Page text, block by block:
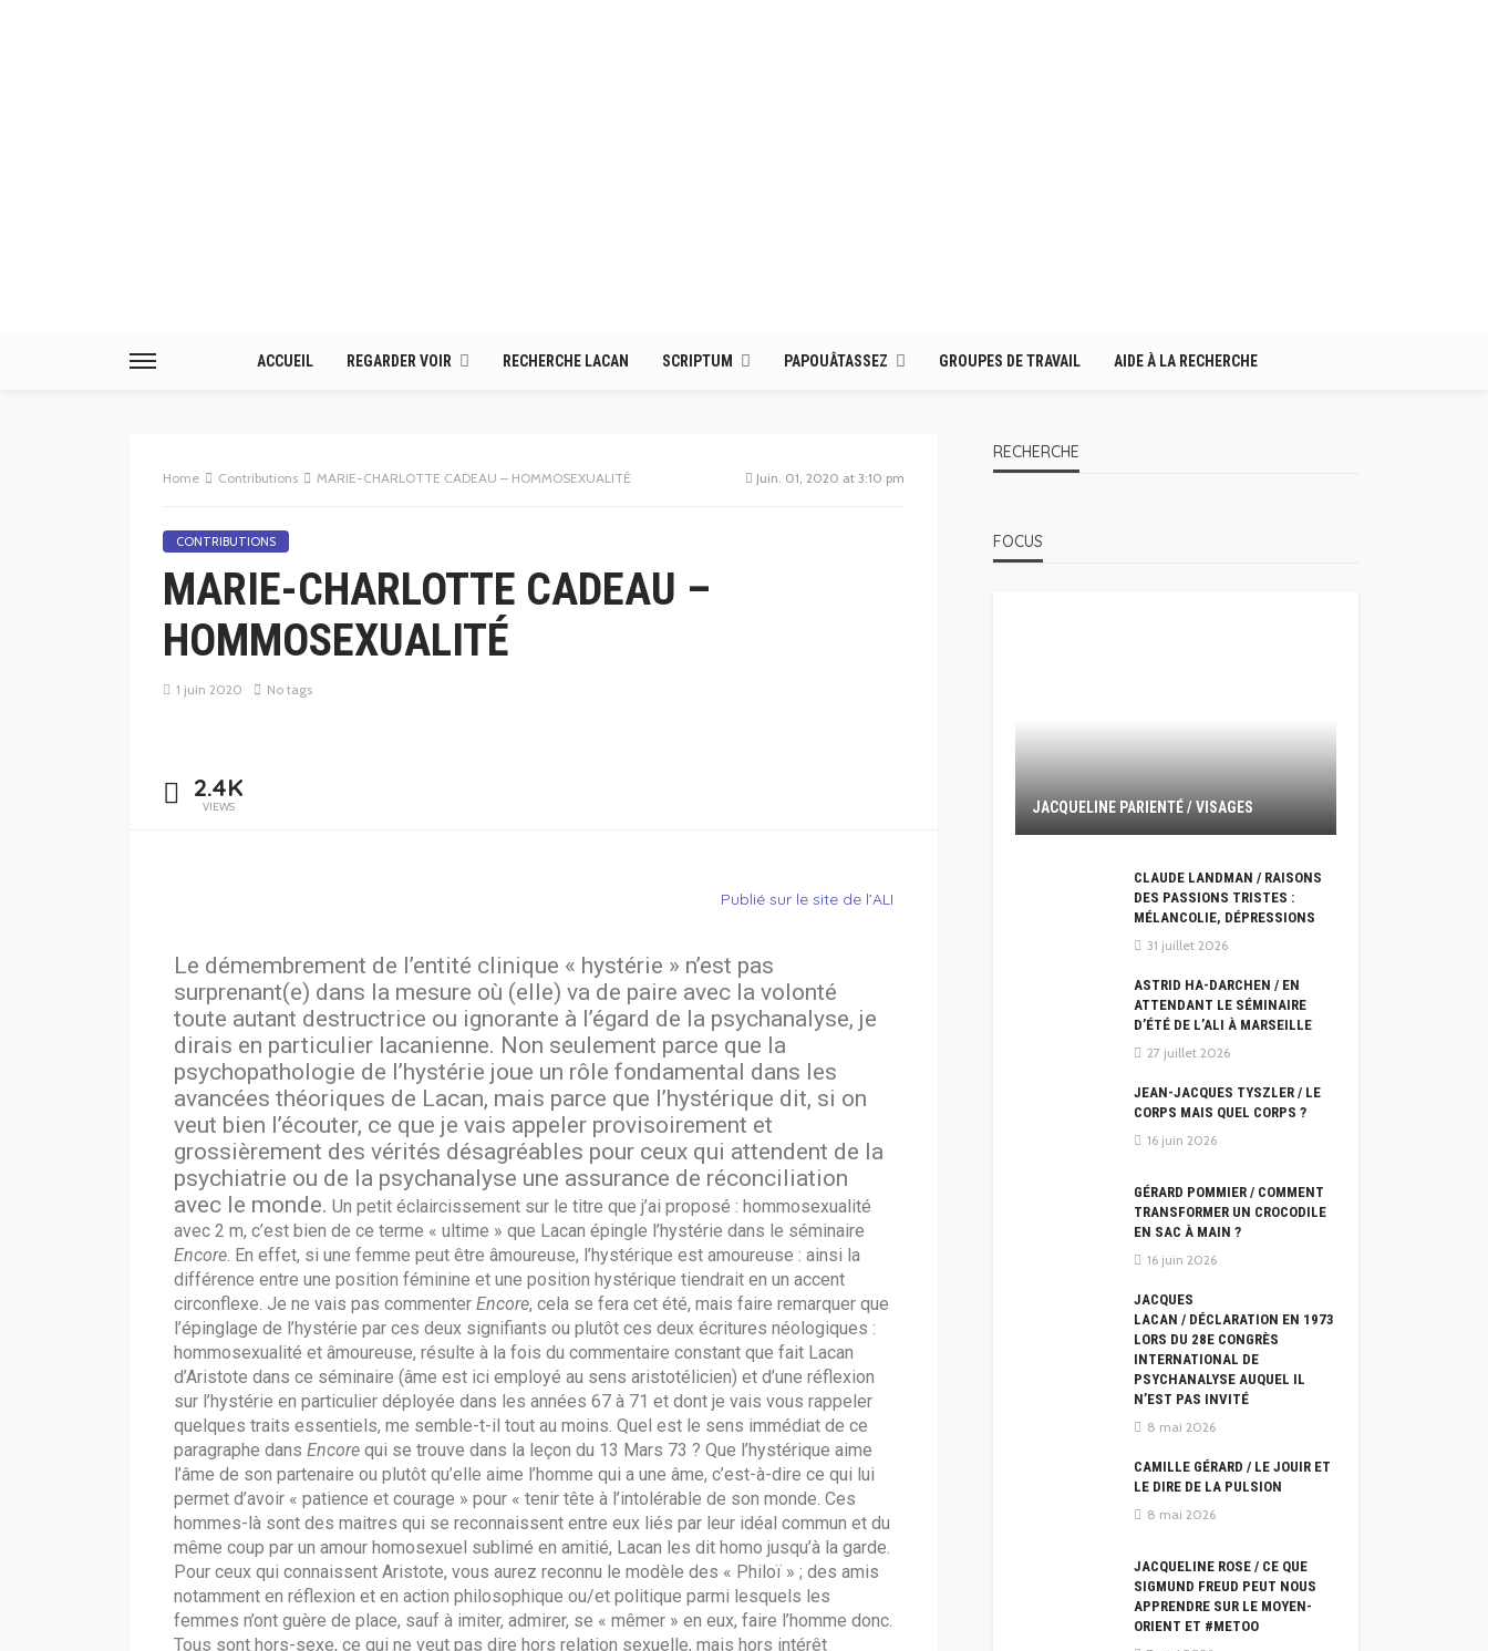
ACCUEIL REGARDER VOIR RECHERCHE LACAN SCRIPTUM PAPOUÂTASSEZ GROUPES DE TRAVAIL AIDE À LA RECHERCHE
Home Contributions MARIE-CHARLOTTE CADEAU – HOMMOSEXUALITÉ Juin. 01, 2020 at 3:10 pm
CONTRIBUTIONS
MARIE-CHARLOTTE CADEAU –
HOMMOSEXUALITÉ
1 juin 2020 No tags
2.4K
VIEWS
Publié sur le site de l’ALI
Le démembrement de l’entité clinique « hystérie » n’est pas
surprenant(e) dans la mesure où (elle) va de paire avec la volonté
toute autant destructrice ou ignorante à l’égard de la psychanalyse, je
dirais en particulier lacanienne. Non seulement parce que la
psychopathologie de l’hystérie joue un rôle fondamental dans les
avancées théoriques de Lacan, mais parce que l’hystérique dit, si on
veut bien l’écouter, ce que je vais appeler provisoirement et
grossièrement des vérités désagréables pour ceux qui attendent de la
psychiatrie ou de la psychanalyse une assurance de réconciliation
avec le monde. Un petit éclaircissement sur le titre que j’ai proposé : hommosexualité
avec 2 m, c’est bien de ce terme « ultime » que Lacan épingle l’hystérie dans le séminaire
Encore. En effet, si une femme peut être âmoureuse, l’hystérique est amoureuse : ainsi la
différence entre une position féminine et une position hystérique tiendrait en un accent
circonflexe. Je ne vais pas commenter Encore, cela se fera cet été, mais faire remarquer que
l’épinglage de l’hystérie par ces deux signifiants ou plutôt ces deux écritures néologiques :
hommosexualité et âmoureuse, résulte à la fois du commentaire constant que fait Lacan
d’Aristote dans ce séminaire (âme est ici employé au sens aristotélicien) et d’une réflexion
sur l’hystérie en particulier déployée dans les années 67 à 71 et dont je vais vous rappeler
quelques traits essentiels, me semble-t-il tout au moins. Quel est le sens immédiat de ce
paragraphe dans Encore qui se trouve dans la leçon du 13 Mars 73 ? Que l’hystérique aime
l’âme de son partenaire ou plutôt qu’elle aime l’homme qui a une âme, c’est-à-dire ce qui lui
permet d’avoir « patience et courage » pour « tenir tête à l’intolérable de son monde. Ces
hommes-là sont des maitres qui se reconnaissent entre eux liés par leur idéal commun et du
même coup par un amour homosexuel sublimé en amitié, Lacan les dit homo jusqu’à la garde.
Pour ceux qui connaissent Aristote, vous aurez reconnu le modèle des « Philoï » ; des amis
notamment en réflexion et en action philosophique ou/et politique parmi lesquels les
femmes n’ont guère de place, sauf à imiter, admirer, se « mêmer » en eux, faire l’homme donc.
Tous sont hors-sexe, ce qui ne veut pas dire hors relation sexuelle, mais hors intérêt
RECHERCHE
FOCUS
JACQUELINE PARIENTÉ / VISAGES
CLAUDE LANDMAN / RAISONS
DES PASSIONS TRISTES :
MÉLANCOLIE, DÉPRESSIONS
31 juillet 2026
ASTRID HA-DARCHEN / EN
ATTENDANT LE SÉMINAIRE
D’ÉTÉ DE L’ALI À MARSEILLE
27 juillet 2026
JEAN-JACQUES TYSZLER / LE
CORPS MAIS QUEL CORPS ?
16 juin 2026
GÉRARD POMMIER / COMMENT
TRANSFORMER UN CROCODILE
EN SAC À MAIN ?
16 juin 2026
JACQUES
LACAN / DÉCLARATION EN 1973
LORS DU 28E CONGRÈS
INTERNATIONAL DE
PSYCHANALYSE AUQUEL IL
N’EST PAS INVITÉ
8 mai 2026
CAMILLE GÉRARD / LE JOUIR ET
LE DIRE DE LA PULSION
8 mai 2026
JACQUELINE ROSE / CE QUE
SIGMUND FREUD PEUT NOUS
APPRENDRE SUR LE MOYEN-
ORIENT ET #METOO